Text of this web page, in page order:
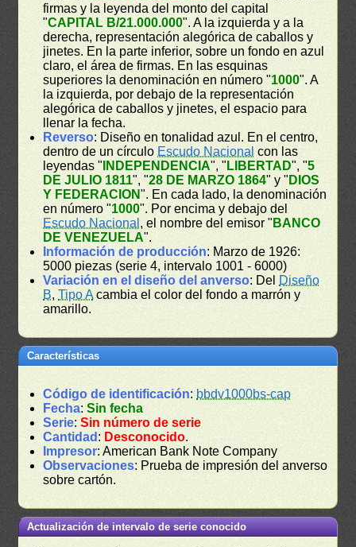
firmas y la leyenda del monto del capital
"CAPITAL B/21.000.000". A la izquierda y a la
derecha, representación alegórica de caballos y
jinetes. En la parte inferior, sobre un fondo en azul
claro, el área de firmas. En las esquinas
superiores la denominación en número "1000". A
la izquierda, por debajo de la representación
alegórica de caballos y jinetes, el espacio para
llenar la fecha.
Reverso: Diseño en tonalidad azul. En el centro,
dentro de un círculo Escudo Nacional con las
leyendas " INDEPENDENCIA", " LIBERTAD", "5
DE JULIO 1811", "28 DE MARZO 1864" y " DIOS
Y FEDERACION". En cada lado, la denominación
en número "1000". Por encima y debajo del
Escudo Nacional , el nombre del emisor " BANCO
DE VENEZUELA".
Información de producción: Marzo de 1926:
5000 piezas (serie 4, intervalo 1001 - 6000)
Variación en el diseño del anverso: Del Diseño
B,Tipo Acambia el color del fondo a marrón y
amarillo.
Características
Código de identificación: bbdv1000bs-cap
Fecha:Sin fecha
Serie:Sin número de serie
Cantidad : Desconocido.
Impresor: American Bank Note Company
Observaciones: Prueba de impresión del anverso
sobre cartón.
Actualización de intervalo de serie conocido